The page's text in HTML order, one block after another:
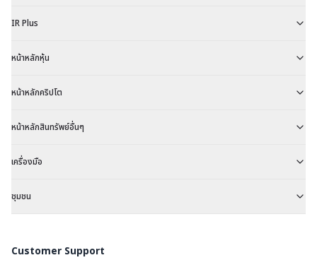
IR Plus
หน้าหลักหุ้น
หน้าหลักคริปโต
หน้าหลักสินทรัพย์อื่นๆ
เครื่องมือ
ชุมชน
Customer Support